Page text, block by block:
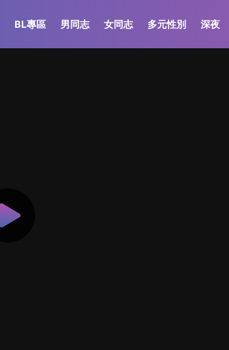
BL專區 男同志 女同志 多元性別 深夜